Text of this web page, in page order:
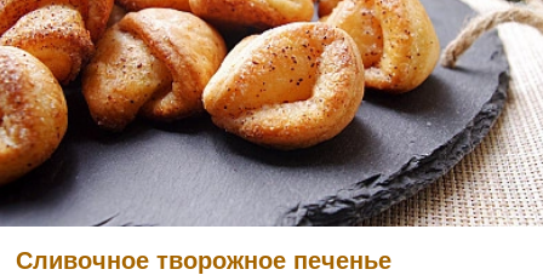
Сливочное творожное печенье